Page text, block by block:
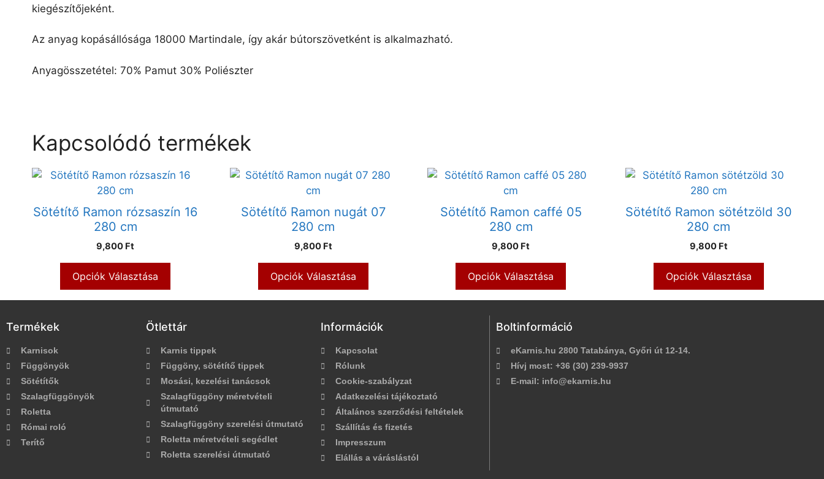
kiegészítőjeként.
Az anyag kopásállósága 18000 Martindale, így akár bútorszövetként is alkalmazható.
Anyagösszetétel: 70% Pamut 30% Poliészter
Kapcsolódó termékek
Sötétítő Ramon rózsaszín 16
280 cm
9,800 Ft
Opciók Választása
Sötétítő Ramon nugát 07
280 cm
9,800 Ft
Opciók Választása
Sötétítő Ramon caffé 05
280 cm
9,800 Ft
Opciók Választása
Sötétítő Ramon sötétzöld 30
280 cm
9,800 Ft
Opciók Választása
Termékek
Karnisok
Függönyök
Sötétítők
Szalagfüggönyök
Roletta
Római roló
Terítő
Ötlettár
Karnis tippek
Függöny, sötétítő tippek
Mosási, kezelési tanácsok
Szalagfüggöny méretvételi
útmutató
Szalagfüggöny szerelési útmutató
Roletta méretvételi segédlet
Roletta szerelési útmutató
Információk
Kapcsolat
Rólunk
Cookie-szabályzat
Adatkezelési tájékoztató
Általános szerződési feltételek
Szállítás és fizetés
Impresszum
Elállás a váráslástól
Boltinformáció
eKarnis.hu 2800 Tatabánya, Győri út 12-14.
Hívj most: +36 (30) 239-9937
E-mail: info@ekarnis.hu